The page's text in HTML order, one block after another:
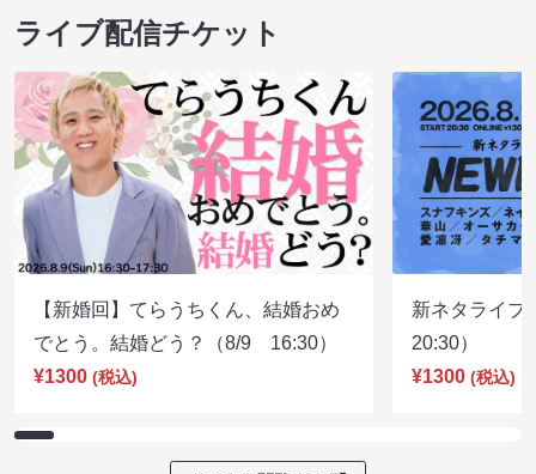
ライブ配信チケット
【新婚回】てらうちくん、結婚おめ
でとう。結婚どう？（8/9 16:30）
¥1300 (税込)
新ネタライ
20:30）
¥1300 (税込)